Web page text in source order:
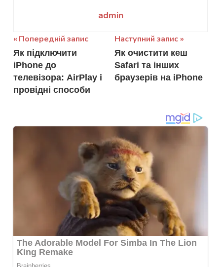
admin
Навігація
записів
Попередній запис
Як підключити
iPhone до
телевізора: AirPlay і
провідні способи
Наступний запис
Як очистити кеш
Safari та інших
браузерів на iPhone